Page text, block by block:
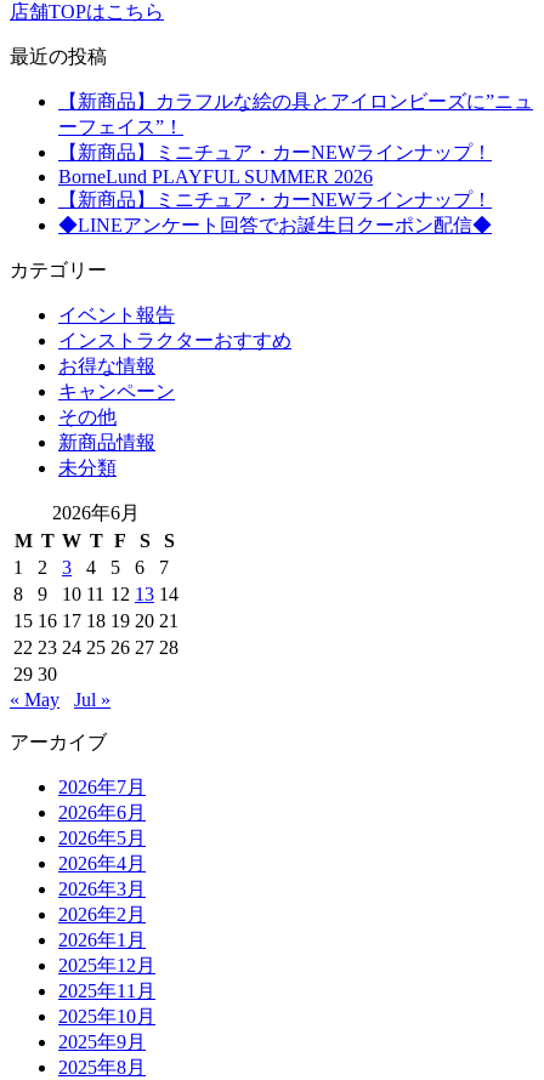
店舗TOPはこちら
最近の投稿
【新商品】カラフルな絵の具とアイロンビーズに”ニュ
ーフェイス”！
【新商品】ミニチュア・カーNEWラインナップ！
BorneLund PLAYFUL SUMMER 2026
【新商品】ミニチュア・カーNEWラインナップ！
◆LINEアンケート回答でお誕生日クーポン配信◆
カテゴリー
イベント報告
インストラクターおすすめ
お得な情報
キャンペーン
その他
新商品情報
未分類
2026年6月
M T W T F S
S
1
2 3 4 5 6
7
8
9 10 11 12 13 14
15 16 17 18 19 20 21
22 23 24 25 26 27 28
29 30
« May
Jul »
アーカイブ
2026年7月
2026年6月
2026年5月
2026年4月
2026年3月
2026年2月
2026年1月
2025年12月
2025年11月
2025年10月
2025年9月
2025年8月